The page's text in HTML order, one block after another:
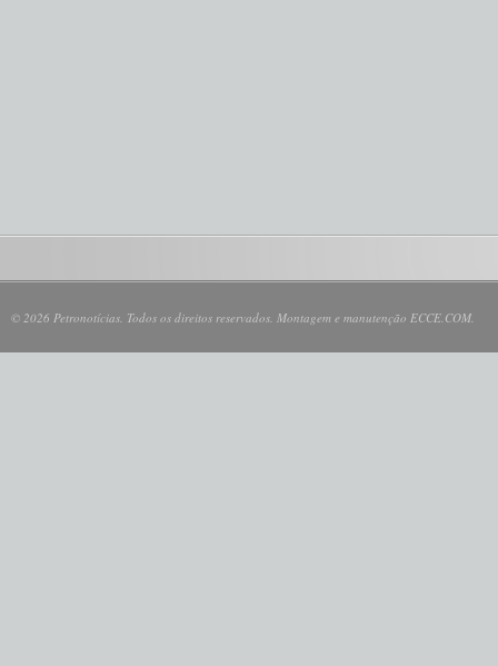
© 2026 Petronotícias. Todos os direitos reservados. Montagem e manutenção ECCE.COM.